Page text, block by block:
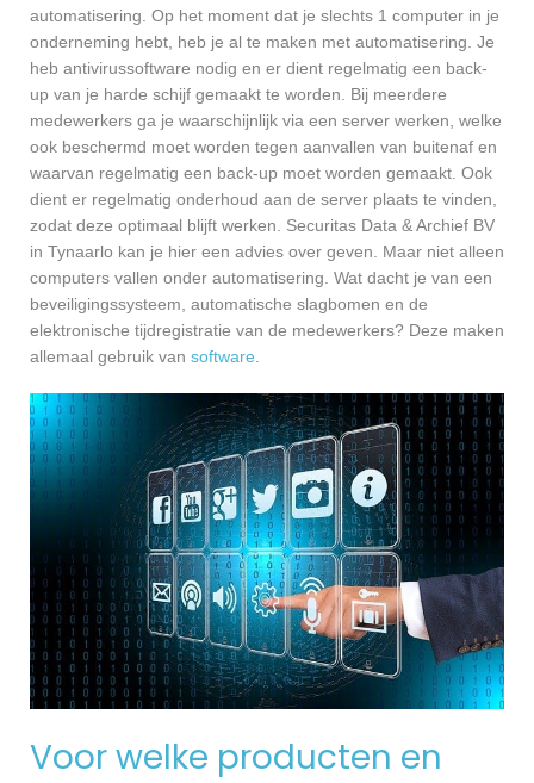
automatisering. Op het moment dat je slechts 1 computer in je
onderneming hebt, heb je al te maken met automatisering. Je
heb antivirussoftware nodig en er dient regelmatig een back-
up van je harde schijf gemaakt te worden. Bij meerdere
medewerkers ga je waarschijnlijk via een server werken, welke
ook beschermd moet worden tegen aanvallen van buitenaf en
waarvan regelmatig een back-up moet worden gemaakt. Ook
dient er regelmatig onderhoud aan de server plaats te vinden,
zodat deze optimaal blijft werken. Securitas Data & Archief BV
in Tynaarlo kan je hier een advies over geven. Maar niet alleen
computers vallen onder automatisering. Wat dacht je van een
beveiligingssysteem, automatische slagbomen en de
elektronische tijdregistratie van de medewerkers? Deze maken
allemaal gebruik van software.
Voor welke producten en